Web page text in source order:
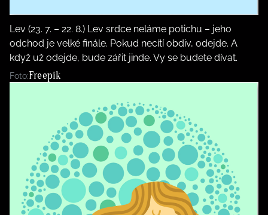
Lev (23. 7. – 22. 8.) Lev srdce neláme potichu – jeho
odchod je velké finále. Pokud necítí obdiv, odejde. A
když už odejde, bude zářit jinde. Vy se budete dívat.
Foto:Freepik